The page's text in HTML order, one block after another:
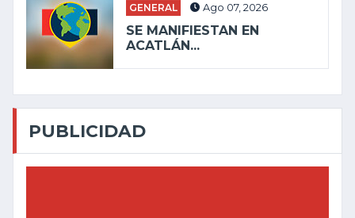
GENERAL Ago 07, 2026
SE MANIFIESTAN EN
ACATLÁN...
PUBLICIDAD